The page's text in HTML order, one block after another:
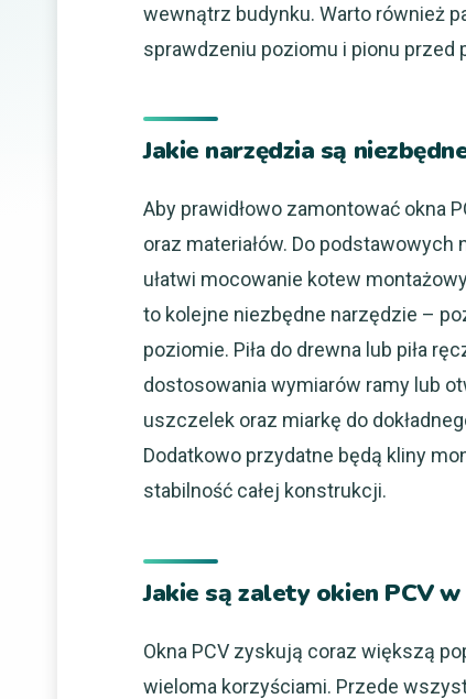
wewnątrz budynku. Warto również
sprawdzeniu poziomu i pionu przed
Jakie narzędzia są
Aby prawidłowo zamontować okna
oraz materiałów. Do
ułatwi mocowanie kotew
to kolejne niezbędne narzędzie –
poziomie. Piła do drewna lub piła
dostosowania wymiarów ramy lub
uszczelek oraz miarkę do
Dodatkowo przydatne będą kliny
stabilność całej konstrukcji.
Jakie są zalety okien PCV
Okna PCV zyskują coraz większą
wieloma korzyściami. Przede